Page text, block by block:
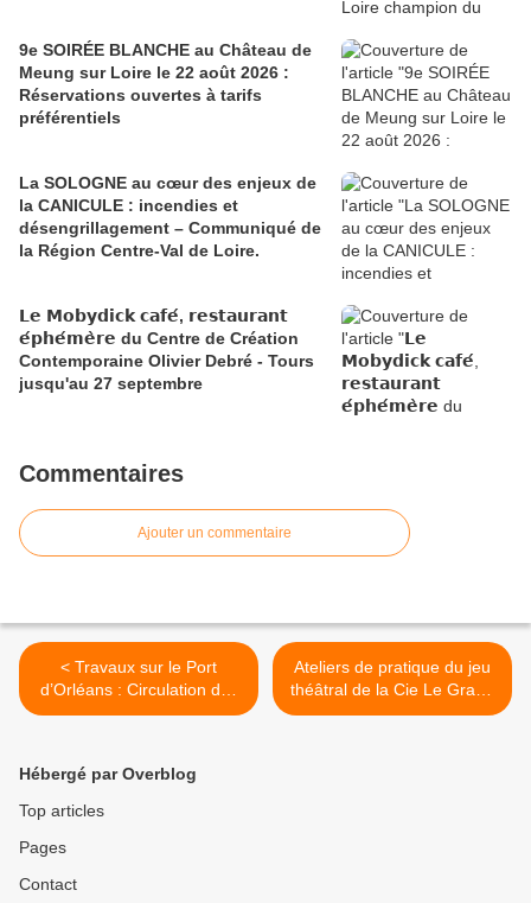
9e SOIRÉE BLANCHE au Château de
Meung sur Loire le 22 août 2026 :
Réservations ouvertes à tarifs
préférentiels
La SOLOGNE au cœur des enjeux de
la CANICULE : incendies et
désengrillagement – Communiqué de
la Région Centre-Val de Loire.
𝗟𝗲 𝗠𝗼𝗯𝘆𝗱𝗶𝗰𝗸 𝗰𝗮𝗳𝗲́, 𝗿𝗲𝘀𝘁𝗮𝘂𝗿𝗮𝗻𝘁
𝗲́𝗽𝗵𝗲́𝗺𝗲̀𝗿𝗲 du Centre de Création
Contemporaine Olivier Debré - Tours
jusqu'au 27 septembre
Commentaires
Ajouter un commentaire
< Travaux sur le Port
d’Orléans : Circulation des
piétons - Exploitation du
Ateliers de pratique du jeu
théâtral de la Cie Le Grand
Souk menés par
Hébergé par Overblog
Top articles
Pages
Contact